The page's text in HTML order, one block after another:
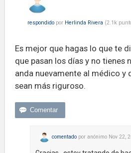
respondido por Herlinda Rivera (2.1k
Es mejor que hagas lo que te
que pasan los días y no tienes
anda nuevamente al médico y
sean más riguroso.
comentado por anónimo Nov 22,